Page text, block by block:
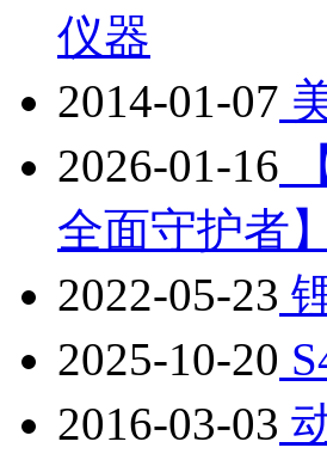
仪器
2014-01-07
2026-01-16
全面守护者】
2022-05-23
2025-10-20
2016-03-03